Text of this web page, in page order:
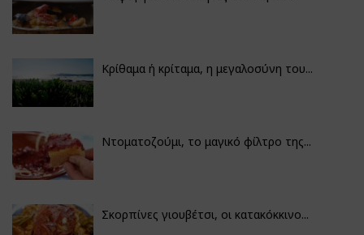
Κρίθαμα ή κρίταμα, η μεγαλοσύνη του...
Ντοματοζούμι, το μαγικό φίλτρο της...
Σκορπίνες γιουβέτσι, οι κατακόκκινο...